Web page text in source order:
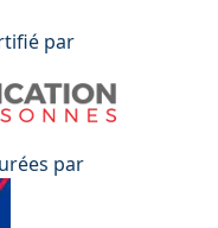
par
par